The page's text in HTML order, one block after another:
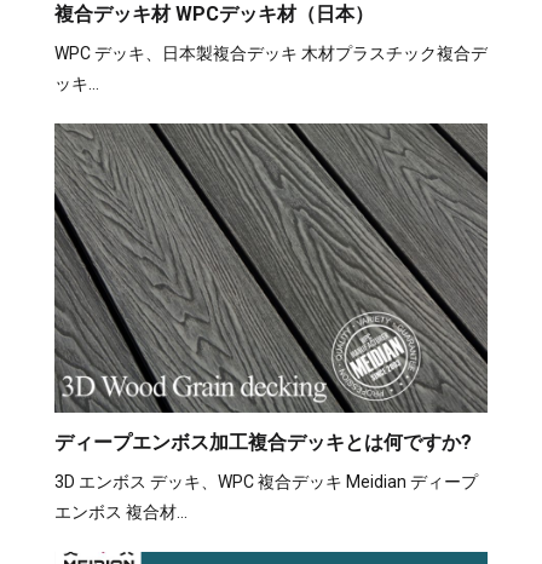
複合デッキ材 WPCデッキ材（日本）
WPC デッキ、日本製複合デッキ 木材プラスチック複合デ
ッキ…
ディープエンボス加工複合デッキとは何ですか?
3D エンボス デッキ、WPC 複合デッキ Meidian ディープ
エンボス 複合材…